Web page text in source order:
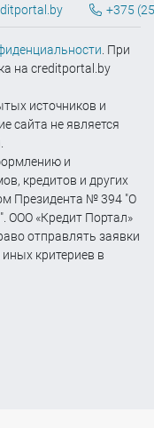
+375
. При
на creditportal.by
источников и
сайта не является
и
кредитов и других
Президента № 394 "О
ООО «Кредит Портал»
отправлять заявки
критериев в